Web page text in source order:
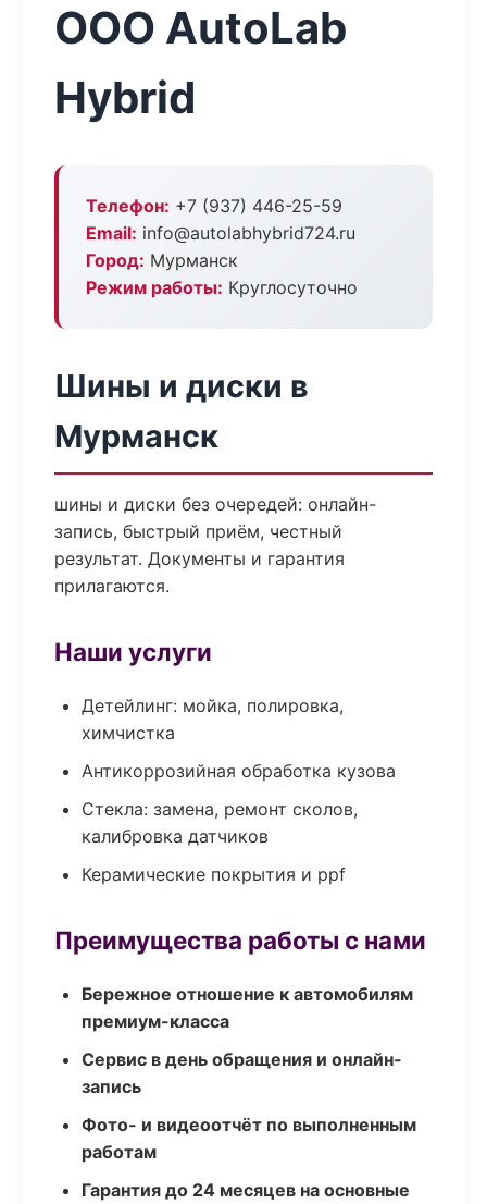
ООО AutoLab
Hybrid
Телефон: +7 (937) 446-25-59
Email: info@autolabhybrid724.ru
Город: Мурманск
Режим работы: Круглосуточно
Шины и диски в
Мурманск
шины и диски без очередей: онлайн-
запись, быстрый приём, честный
результат. Документы и гарантия
прилагаются.
Наши услуги
Детейлинг: мойка, полировка,
химчистка
Антикоррозийная обработка кузова
Стекла: замена, ремонт сколов,
калибровка датчиков
Керамические покрытия и ppf
Преимущества работы с нами
Бережное отношение к автомобилям
премиум-класса
Сервис в день обращения и онлайн-
запись
Фото- и видеоотчёт по выполненным
работам
Гарантия до 24 месяцев на основные